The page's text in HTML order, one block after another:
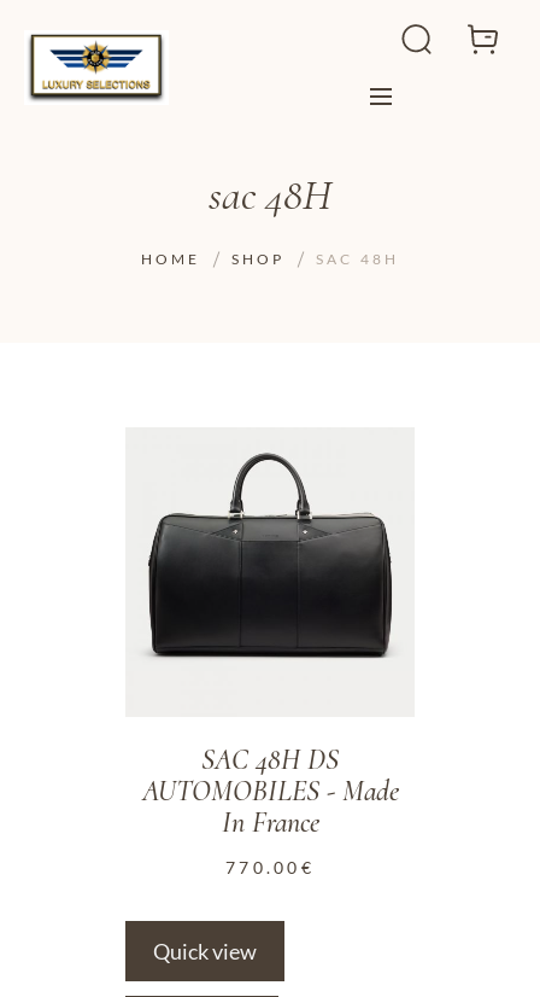
sac 48H
HOME SHOP SAC 48H
SAC 48H DS
AUTOMOBILES - Made
In France
770.00 €
Quick view